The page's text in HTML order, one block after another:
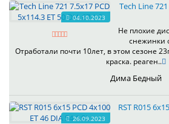
04.10.2023
Tech Line
Не плохие
снежинки
Отработали почти 10лет, в этом сезоне
краска. реаген..
Дима Бедный
26.09.2023
RST R015